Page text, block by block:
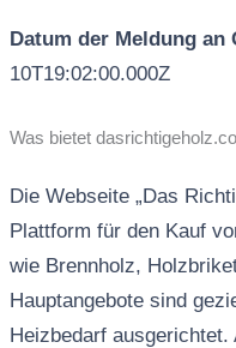
Datum der Meldung an
10T19:02:00.000Z
Was bietet
Die Webseite „Das
Plattform für den Kauf
wie Brennholz,
Hauptangebote sind
Heizbedarf